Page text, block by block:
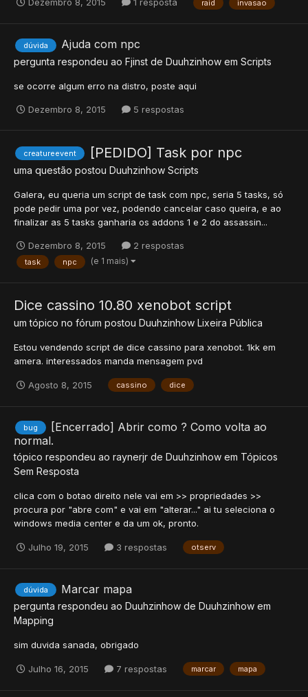
Dezembro 8, 2015 1 resposta raid invasao
dúvida Ajuda com npc
pergunta respondeu ao Fjinst de Duuhzinhow em Scripts
se ocorre algum erro na distro, poste aqui
Dezembro 8, 2015 5 respostas
creatureevent [PEDIDO] Task por npc
uma questão postou Duuhzinhow Scripts
Galera, eu queria um script de task com npc, seria 5 tasks, só
pode pedir uma por vez, podendo cancelar caso queira, e ao
finalizar as 5 tasks ganharia os addons 1 e 2 do assassin...
Dezembro 8, 2015 2 respostas
task npc (e 1 mais)
Dice cassino 10.80 xenobot script
um tópico no fórum postou Duuhzinhow Lixeira Pública
Estou vendendo script de dice cassino para xenobot. 1kk em
amera. interessados manda mensagem pvd
Agosto 8, 2015 cassino dice
bug
[Encerrado] Abrir como ? Como volta ao
normal.
tópico respondeu ao raynerjr de Duuhzinhow em Tópicos
Sem Resposta
clica com o botao direito nele vai em >> propriedades >>
procura por "abre com" e vai em "alterar..." ai tu seleciona o
windows media center e da um ok, pronto.
Julho 19, 2015 3 respostas otserv
dúvida Marcar mapa
pergunta respondeu ao Duuhzinhow de Duuhzinhow em
Mapping
sim duvida sanada, obrigado
Julho 16, 2015 7 respostas marcar mapa